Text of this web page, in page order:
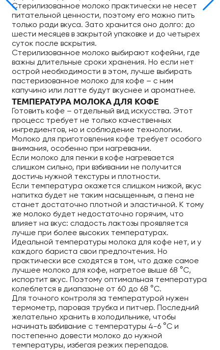
Стерилизованное молоко практически не несет
питательной ценности, поэтому его можно пить
только ради вкуса. Зато хранится оно долго: до
шести месяцев в закрытой упаковке и до четырех
суток после вскрытия.
Стерилизованное молоко выбирают кофейни, где
важны длительные сроки хранения. Но если нет
острой необходимости в этом, лучше выбирать
пастеризованное молоко для кофе – с ним
капучино или латте будут вкуснее и ароматнее.
ТЕМПЕРАТУРА МОЛОКА ДЛЯ КОФЕ
Готовить кофе – отдельный вид искусства. Этот
процесс требует не только качественных
ингредиентов, но и соблюдение технологии.
Молоко для приготовления кофе требует особого
внимания, особенно при нагревании.
Если молоко для пенки в кофе нагревается
слишком сильно, при взбивании не получится
достичь нужной текстуры и плотности.
Если температура окажется слишком низкой, вкус
напитка будет не таким насыщенным, а пена не
станет достаточно плотной и эластичной. К тому
же молоко будет недостаточно горячим, что
влияет на вкус: сладость лактозы проявляется
лучше при более высоких температурах.
Идеальной температуры молока для кофе нет, и у
каждого бариста свои предпочтения. Но
практически все сходятся в том, что даже самое
лучшее молоко для кофе, нагретое выше 68 °C,
испортит вкус. Поэтому оптимальная температура
колеблется в диапазоне от 60 до 68 °C.
Для точного контроля за температурой нужен
термометр, паровая трубка и питчер. Последний
желательно хранить в холодильнике, чтобы
начинать взбивание с температуры 4-6 °C и
постепенно довести молоко до нужной
температуры, избегая резких перепадов.